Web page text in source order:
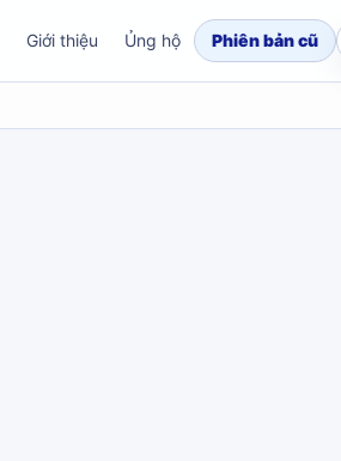
Giới thiệu Ủng hộ Phiên bản cũ